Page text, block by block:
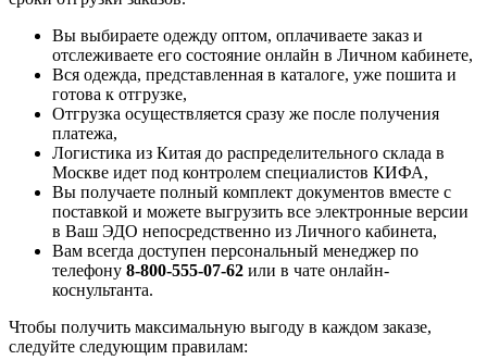
Вы выбираете одежду оптом, оплачиваете заказ и
отслеживаете его состояние онлайн в Личном кабинете,
Вся одежда, представленная в каталоге, уже пошита и
готова к отгрузке,
Отгрузка осуществляется сразу же после получения
платежа,
Логистика из Китая до распределительного склада в
Москве идет под контролем специалистов КИФА,
Вы получаете полный комплект документов вместе с
поставкой и можете выгрузить все электронные версии
в Ваш ЭДО непосредственно из Личного кабинета,
Вам всегда доступен персональный менеджер по
телефону 8-800-555-07-62 или в чате онлайн-
коснультанта.
Чтобы получить максимальную выгоду в каждом заказе,
следуйте следующим правилам: